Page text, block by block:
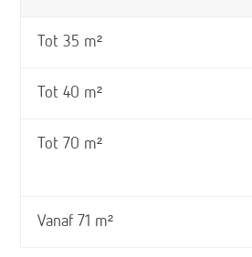
Tot 35 m²
Tot 40 m²
Tot 70 m²
Vanaf 71 m²